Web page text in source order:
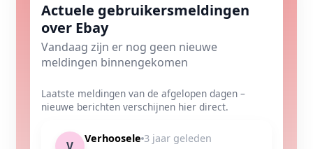
Actuele gebruikersmeldingen
over Ebay
Vandaag zijn er nog geen nieuwe
meldingen binnengekomen
Laatste meldingen van de afgelopen dagen –
nieuwe berichten verschijnen hier direct.
V
Verhoosele 3 jaar geleden